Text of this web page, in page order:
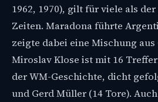
1962, 1970), gilt für viele als
Zeiten. Maradona führte
zeigte dabei eine Mischung
Miroslav Klose ist mit 16
der WM-Geschichte, dicht
und Gerd Müller (14 Tore).